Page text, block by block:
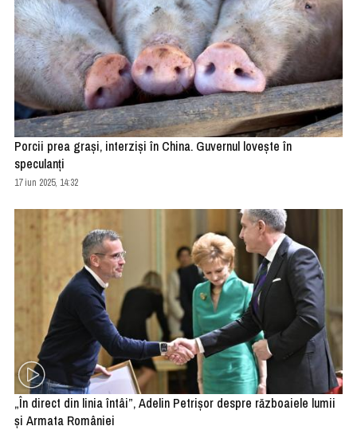
Porcii prea grași, interziși în China. Guvernul lovește în
speculanți
17 iun 2025, 14:32
„În direct din linia întâi”, Adelin Petrișor despre războaiele lumii
și Armata României